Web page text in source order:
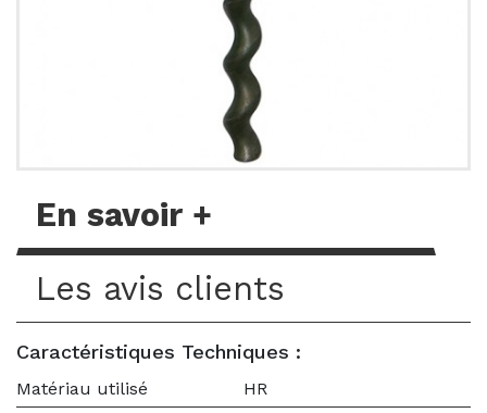
En savoir +
Les avis clients
Caractéristiques Techniques :
Matériau utilisé
HR